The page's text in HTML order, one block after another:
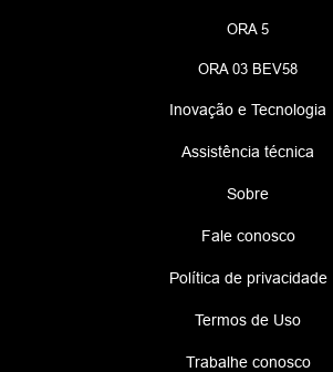
ORA 5
ORA 03 BEV58
Inovação e Tecnologia
Assistência técnica
Sobre
Fale conosco
Política de privacidade
Termos de Uso
Trabalhe conosco